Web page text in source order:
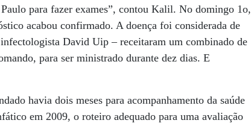
para fazer exames”, contou Kalil. No domingo 1o,
acabou confirmado. A doença foi considerada de
David Uip – receitaram um combinado de
para ser ministrado durante dez dias. E
havia dois meses para acompanhamento da saúde
em 2009, o roteiro adequado para uma avaliação